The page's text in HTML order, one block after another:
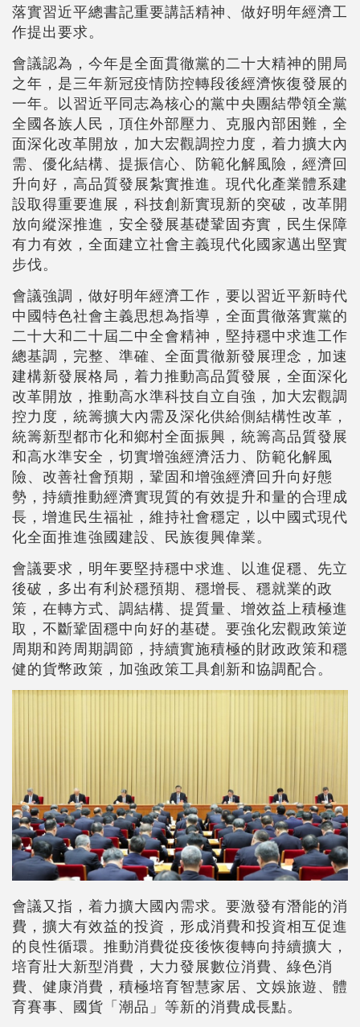
落實習近平總書記重要講話精神、做好明年經濟工
作提出要求。
會議認為，今年是全面貫徹黨的二十大精神的開局
之年，是三年新冠疫情防控轉段後經濟恢復發展的
一年。以習近平同志為核心的黨中央團結帶領全黨
全國各族人民，頂住外部壓力、克服內部困難，全
面深化改革開放，加大宏觀調控力度，着力擴大內
需、優化結構、提振信心、防範化解風險，經濟回
升向好，高品質發展紮實推進。現代化產業體系建
設取得重要進展，科技創新實現新的突破，改革開
放向縱深推進，安全發展基礎鞏固夯實，民生保障
有力有效，全面建立社會主義現代化國家邁出堅實
步伐。
會議強調，做好明年經濟工作，要以習近平新時代
中國特色社會主義思想為指導，全面貫徹落實黨的
二十大和二十屆二中全會精神，堅持穩中求進工作
總基調，完整、準確、全面貫徹新發展理念，加速
建構新發展格局，着力推動高品質發展，全面深化
改革開放，推動高水準科技自立自強，加大宏觀調
控力度，統籌擴大內需及深化供給側結構性改革，
統籌新型都市化和鄉村全面振興，統籌高品質發展
和高水準安全，切實增強經濟活力、防範化解風
險、改善社會預期，鞏固和增強經濟回升向好態
勢，持續推動經濟實現質的有效提升和量的合理成
長，增進民生福祉，維持社會穩定，以中國式現代
化全面推進強國建設、民族復興偉業。
會議要求，明年要堅持穩中求進、以進促穩、先立
後破，多出有利於穩預期、穩增長、穩就業的政
策，在轉方式、調結構、提質量、增效益上積極進
取，不斷鞏固穩中向好的基礎。要強化宏觀政策逆
周期和跨周期調節，持續實施積極的財政政策和穩
健的貨幣政策，加強政策工具創新和協調配合。
會議又指，着力擴大國內需求。要激發有潛能的消
費，擴大有效益的投資，形成消費和投資相互促進
的良性循環。推動消費從疫後恢復轉向持續擴大，
培育壯大新型消費，大力發展數位消費、綠色消
費、健康消費，積極培育智慧家居、文娛旅遊、體
育賽事、國貨「潮品」等新的消費成長點。